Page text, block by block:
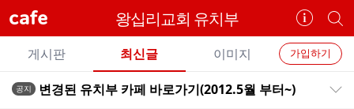
cafe 왕십리교회 유치부
카
페
정
보
개
별
카
페
검
카
가입하기
게시판 최신글 이미지
전공지 변경된 유치부 카페 바로가기(2012.5월 부터~)